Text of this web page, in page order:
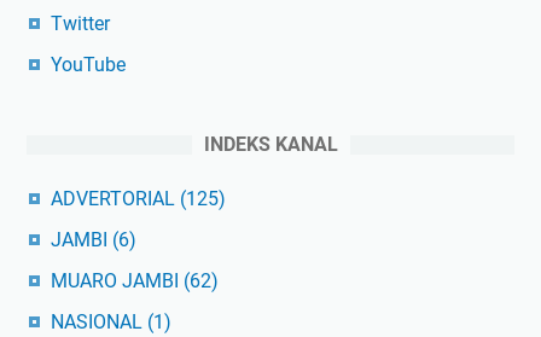
Twitter
YouTube
INDEKS KANAL
ADVERTORIAL (125)
JAMBI (6)
MUARO JAMBI (62)
NASIONAL (1)